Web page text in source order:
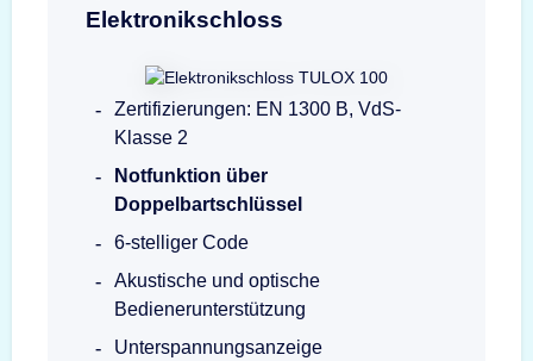
Elektronikschloss
Zertifizierungen: EN 1300 B, VdS-
Klasse 2
Notfunktion über
Doppelbartschlüssel
6-stelliger Code
Akustische und optische
Bedienerunterstützung
Unterspannungsanzeige